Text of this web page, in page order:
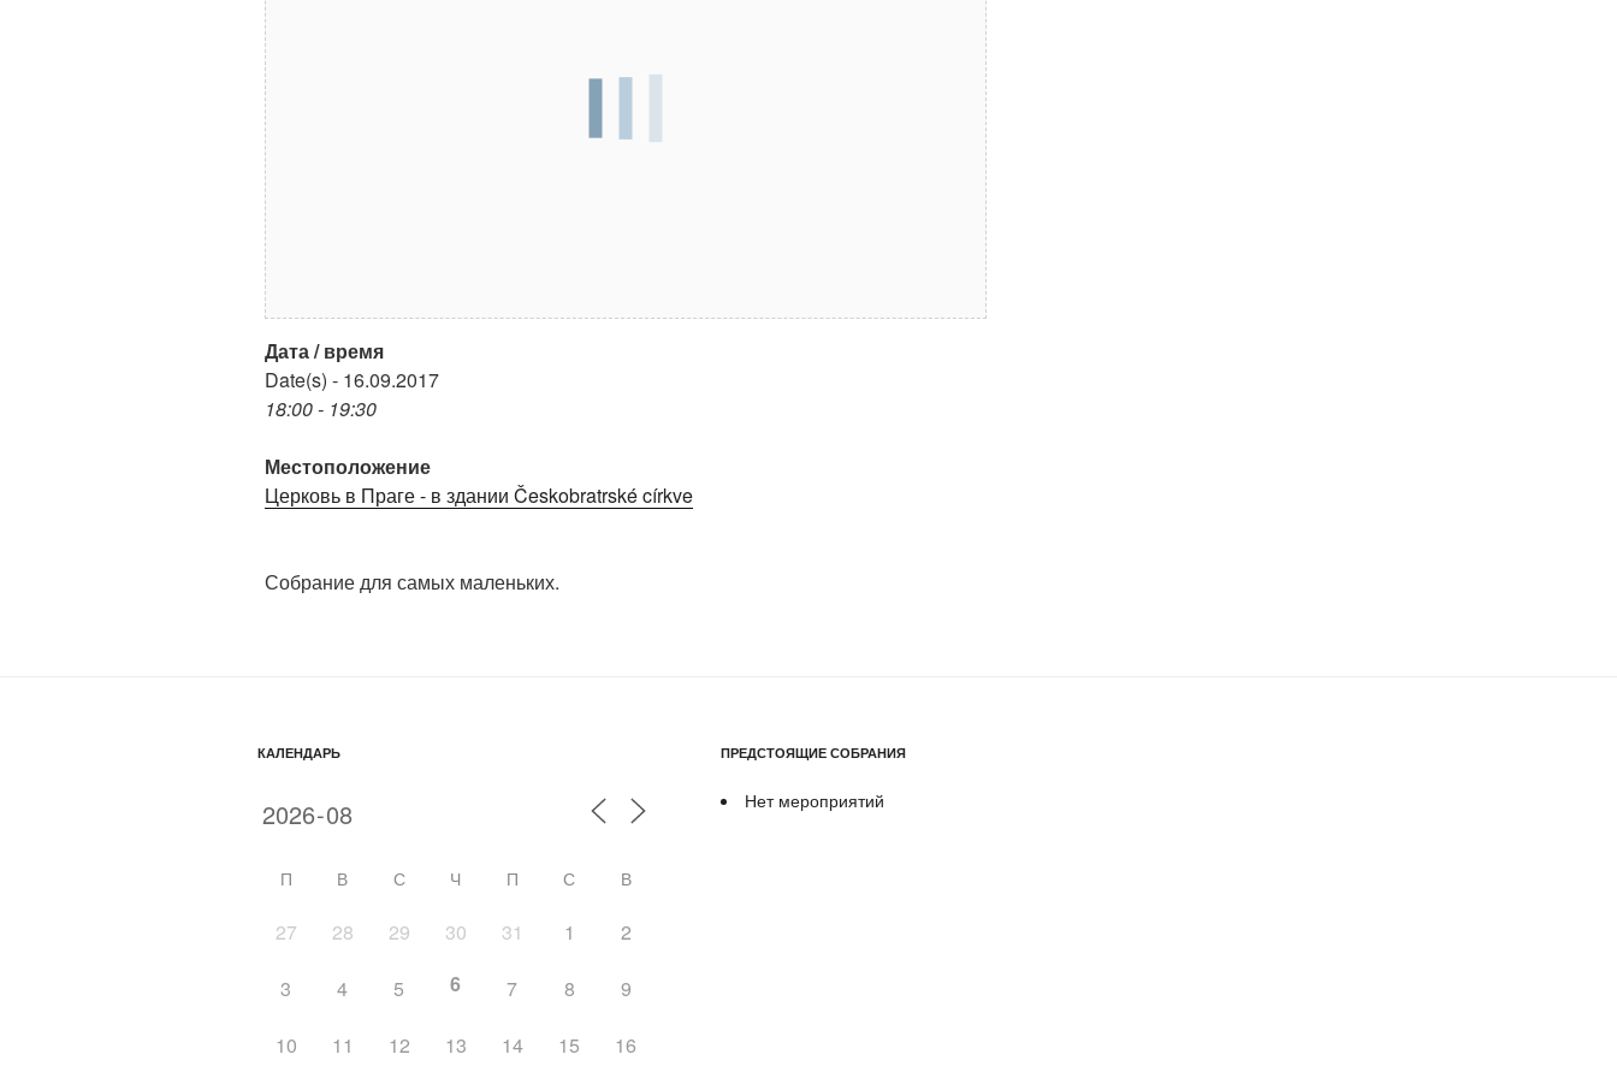
Дата / время
Date(s) - 16.09.2017
18:00 - 19:30
Местоположение
Церковь в Праге - в здании Českobratrské církve
Собрание для самых маленьких.
КАЛЕНДАРЬ
П В С Ч П С В
27 28 29 30 31 1 2
3 4 5 6 7 8 9
10 11 12 13 14 15 16
ПРЕДСТОЯЩИЕ СОБРАНИЯ
Нет мероприятий